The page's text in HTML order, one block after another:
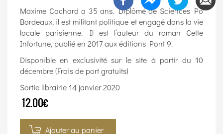
Maxime Cochard a 35 ans. Diplômé de Sciences Po
Bordeaux, il est militant politique et engagé dans la vie
locale parisienne. Il est l’auteur du roman Cette
Infortune, publié en 2017 aux éditions Pont 9.
Disponible en exclusivité sur le site à partir du 10
décembre (Frais de port gratuits)
Sortie librairie 14 janvier 2020
12.00€
Ajouter au panier